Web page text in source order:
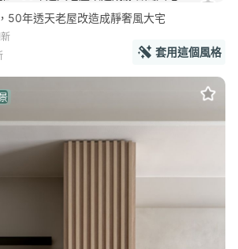
50年透天老屋改造成靜奢風大宅
套用這個風格